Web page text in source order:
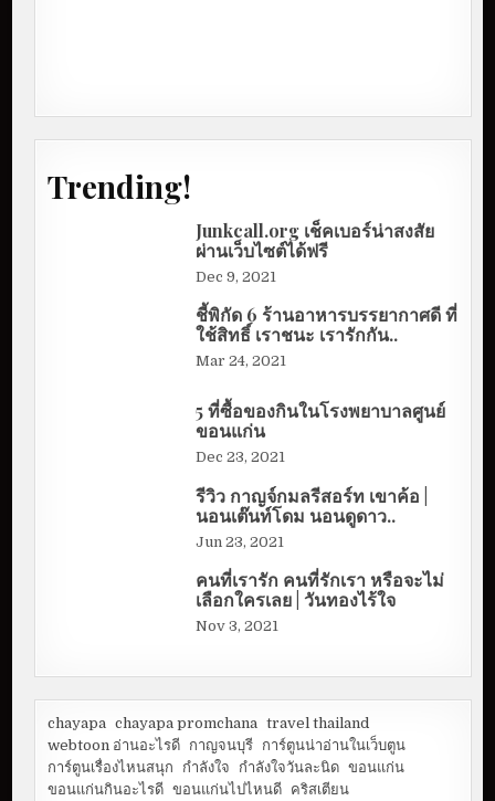
Trending!
Junkcall.org เช็คเบอร์น่าสงสัย
ผ่านเว็บไซต์ได้ฟรี
Dec 9, 2021
ชี้พิกัด 6 ร้านอาหารบรรยากาศดี ที่
ใช้สิทธิ์ เราชนะ เรารักกัน..
Mar 24, 2021
5 ที่ซื้อของกินในโรงพยาบาลศูนย์
ขอนแก่น
Dec 23, 2021
รีวิว กาญจ์กมลรีสอร์ท เขาค้อ |
นอนเต๊นท์โดม นอนดูดาว..
Jun 23, 2021
คนที่เรารัก คนที่รักเรา หรือจะไม่
เลือกใครเลย | วันทองไร้ใจ
Nov 3, 2021
chayapa chayapa promchana
travel thailand
webtoon อ่านอะไรดี กาญจนบุรี การ์ตูนน่าอ่านในเว็บตูน
การ์ตูนเรื่องไหนสนุก
กำลังใจ กำลังใจวันละนิด ขอนแก่น
ขอนแก่นกินอะไรดี ขอนแก่นไปไหนดี คริสเตียน